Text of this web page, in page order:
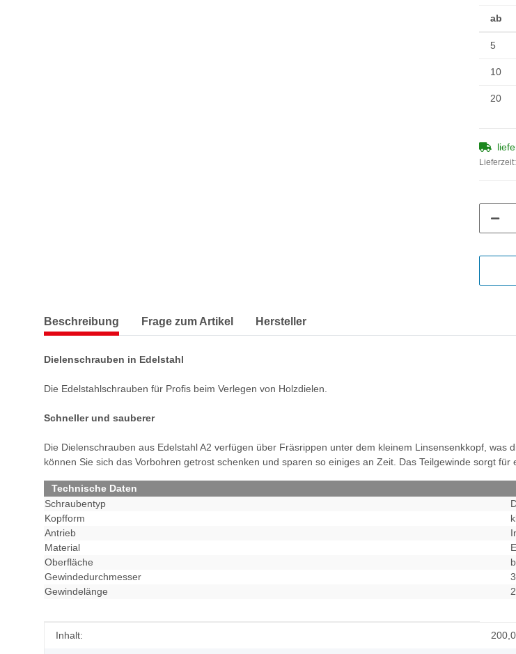
ab
5
10
20
Lieferzeit:
Beschreibung Frage zum Artikel Hersteller
Dielenschrauben in Edelstahl
Die Edelstahlschrauben für Profis beim Verlegen von Holzdielen.
Schneller und sauberer
Die Dielenschrauben aus Edelstahl A2 verfügen über Fräsrippen unter dem kleinem Linsensenkkopf,
können Sie sich das Vorbohren getrost schenken und sparen so einiges an Zeit. Das Teilgewinde sorgt für
Technische Daten
Schraubentyp
Kopfform
Antrieb
Material
Oberfläche
Gewindedurchmesser
Gewindelänge
Produkteigenschaft
Wert
Inhalt: